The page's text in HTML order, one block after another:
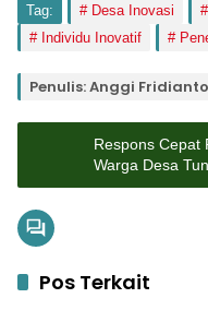
Tag: Desa Inovasi
Individu Inovatif
Penulis: Anggi Fridianto
Respons Cepat
Warga Desa
Sangat
Pos Terkait
Pemerintahan